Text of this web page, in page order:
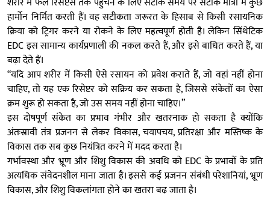
हार्मोन निर्मित करती हैं। वह सटीकता जरूरत के हिसाब से किसी रसायनिक
क्रिया को ट्रिगर करने या रोकने के लिए महत्वपूर्ण होती है। लेकिन सिंथेटिक
EDC इस सामान्य कार्यप्रणाली की नकल करते हैं, और इसे बाधित करते हैं, या
बढ़ा देते हैं।
“यदि आप शरीर में किसी ऐसे रसायन को प्रवेश कराते हैं, जो वहां नहीं होना
चाहिए, तो यह एक रिसेप्टर को सक्रिय कर सकता है, जिससे संकेतों का ऐसा
क्रम शुरू हो सकता है, जो उस समय नहीं होना चाहिए।”
इस दोषपूर्ण संकेत का प्रभाव गंभीर और खतरनाक हो सकता है क्योंकि
अंतःस्रावी तंत्र प्रजनन से लेकर विकास, चयापचय, प्रतिरक्षा और मस्तिष्क के
विकास तक सब कुछ नियंत्रित करने में मदद करता है।
गर्भावस्था और भ्रूण और शिशु विकास की अवधि को EDC के प्रभावों के प्रति
अत्यधिक संवेदनशील माना जाता है। इससे कई प्रजनन संबंधी परेशानियां, भ्रूण
विकास, और शिशु विकलांगता होने का खतरा बढ़ जाता है।